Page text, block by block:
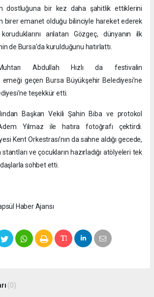
dostluğuna bir kez daha şahitlik ettiklerini
birer emanet olduğu bilinciyle hareket ederek
anlatan Gözgeç, dünyanın ilk
de Bursa’da kurulduğunu hatırlattı.
Abdullah Hızlı da festivalin
geçen Bursa Büyükşehir Belediyesi’ne
teşekkür etti.
Başkan Vekili Şahin Biba ve protokol
Yılmaz ile hatıra fotoğrafı çektirdi.
Kent Orkestrası’nın da sahne aldığı gecede,
ve çocukların hazırladığı atölyeleri tek
sohbet etti.
Haber Ajansı
(0)